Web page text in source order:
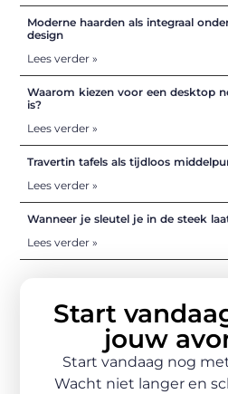
Moderne haarden als integraal
design
Lees verder »
Waarom kiezen voor een desktop
is?
Lees verder »
Travertin tafels als tijdloos
Lees verder »
Wanneer je sleutel je in de steek
Lees verder »
Start
jouw
Start vandaag nog
Wacht niet langer en